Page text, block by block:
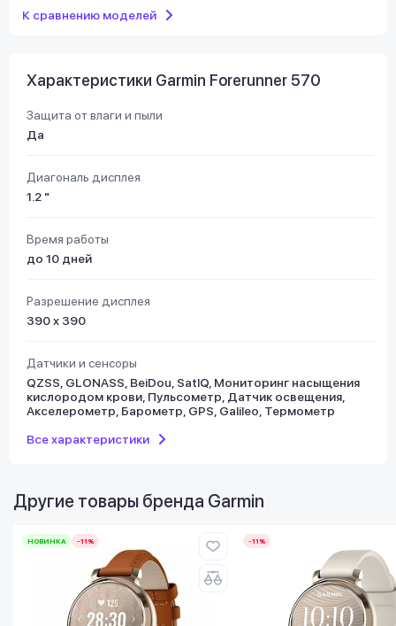
К сравнению моделей
Характеристики Garmin Forerunner 570
Защита от влаги и пыли
Да
Диагональ дисплея
1.2 "
Время работы
до 10 дней
Разрешение дисплея
390 х 390
Датчики и сенсоры
QZSS, GLONASS, BeiDou, SatIQ, Мониторинг насыщения
кислородом крови, Пульсометр, Датчик освещения,
Акселерометр, Барометр, GPS, Galileo, Термометр
Все характеристики
Другие товары бренда Garmin
НОВИНКА -11% -11%